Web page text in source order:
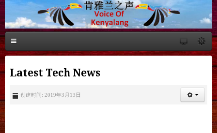
Latest Tech News
创建时间: 2019年3月13日